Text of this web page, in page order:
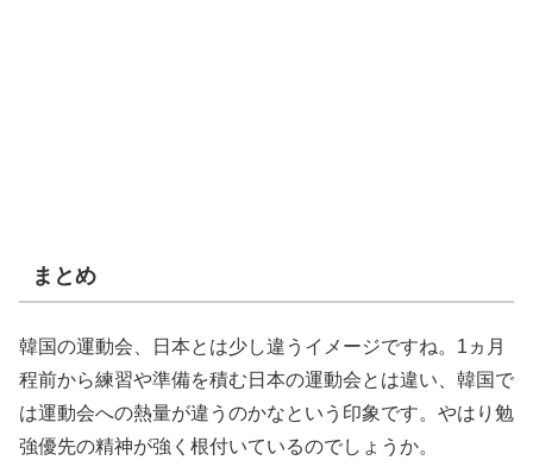
まとめ
韓国の運動会、日本とは少し違うイメージですね。1ヵ月
程前から練習や準備を積む日本の運動会とは違い、韓国で
は運動会への熱量が違うのかなという印象です。やはり勉
強優先の精神が強く根付いているのでしょうか。